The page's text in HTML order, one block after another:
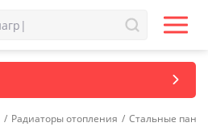
/ Радиаторы отопления / Стальные